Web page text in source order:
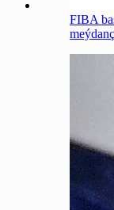
FIBA